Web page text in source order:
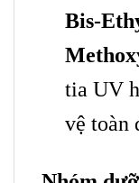
tia UV
vệ toàn